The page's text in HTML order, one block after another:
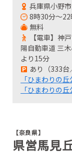
兵庫県小野
8時30分～22
無料
【電車】神
陽自動車道 三
より15分
あり（333台
「ひまわりの
「ひまわりの
【奈良県】
県営馬見